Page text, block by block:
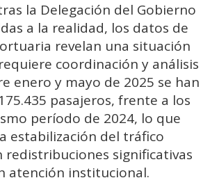
la Delegación del Gobierno
a la realidad, los datos de
revelan una situación
coordinación y análisis
enero y mayo de 2025 se han
pasajeros, frente a los
período de 2024, lo que
estabilización del tráfico
significativas
atención institucional.